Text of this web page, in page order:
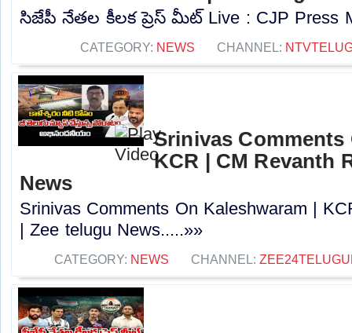
సిజేపీ నేతల కీలక ప్రెస్ మీట్ Live : CJP Press
CATEGORY: NEWS CHANNEL:
Srinivas Comments
KCR | CM Revanth
News
Srinivas Comments On Kaleshwaram |
| Zee telugu News.....»»
CATEGORY: NEWS CHANNEL: